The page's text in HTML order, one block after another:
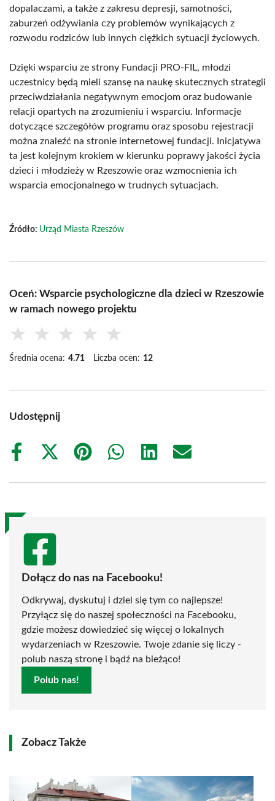
dopalaczami, a także z zakresu depresji, samotności,
zaburzeń odżywiania czy problemów wynikających z
rozwodu rodziców lub innych ciężkich sytuacji życiowych.
Dzięki wsparciu ze strony Fundacji PRO-FIL, młodzi
uczestnicy będą mieli szansę na naukę skutecznych strategii
przeciwdziałania negatywnym emocjom oraz budowanie
relacji opartych na zrozumieniu i wsparciu. Informacje
dotyczące szczegółów programu oraz sposobu rejestracji
można znaleźć na stronie internetowej fundacji. Inicjatywa
ta jest kolejnym krokiem w kierunku poprawy jakości życia
dzieci i młodzieży w Rzeszowie oraz wzmocnienia ich
wsparcia emocjonalnego w trudnych sytuacjach.
Źródło: Urząd Miasta Rzeszów
Oceń: Wsparcie psychologiczne dla dzieci w Rzeszowie
w ramach nowego projektu
★ ★ ★ ★ ★
Średnia ocena: 4.71 Liczba ocen: 12
Udostępnij
Share
Share
(Twitter)
Share
Share
Share
Share
Dołącz do nas na Facebooku!
Odkrywaj, dyskutuj i dziel się tym co najlepsze!
Przyłącz się do naszej społeczności na Facebooku,
gdzie możesz dowiedzieć się więcej o lokalnych
wydarzeniach w Rzeszowie. Twoje zdanie się liczy -
polub naszą stronę i bądź na bieżąco!
Polub nas!
Zobacz Także